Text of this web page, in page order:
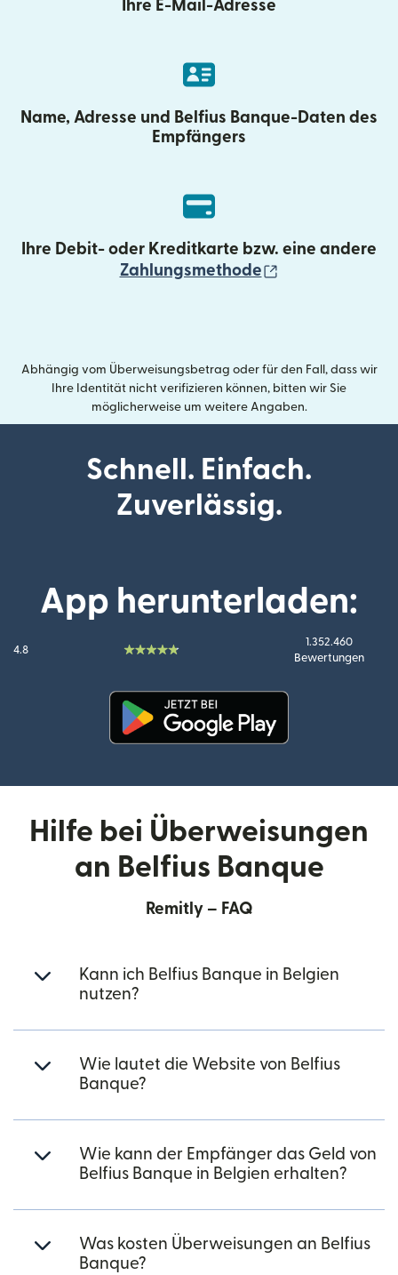
Ihre E-Mail-Adresse
Name, Adresse und Belfius Banque-Daten des
Empfängers
Ihre Debit- oder Kreditkarte bzw. eine andere
Zahlungsmethode
Abhängig vom Überweisungsbetrag oder für den Fall, dass wir
Ihre Identität nicht verifizieren können, bitten wir Sie
möglicherweise um weitere Angaben.
Schnell. Einfach.
Zuverlässig.
App herunterladen:
4.8
1.352.460
Bewertungen
Hilfe bei Überweisungen
an Belfius Banque
Remitly – FAQ
Kann ich Belfius Banque in Belgien
nutzen?
Wie lautet die Website von Belfius
Banque?
Wie kann der Empfänger das Geld von
Belfius Banque in Belgien erhalten?
Was kosten Überweisungen an Belfius
Banque?